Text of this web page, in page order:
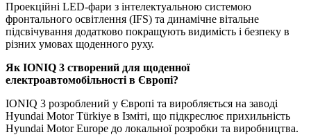
Проекційні LED-фари з інтелектуальною системою
фронтального освітлення (IFS) та динамічне вітальне
підсвічування додатково покращують видимість і безпеку в
різних умовах щоденного руху.
ЯкIONIQ 3 створений для щоденної
електроавтомобільності в Європі?
IONIQ 3 розроблений у Європі та виробляється на заводі
Hyundai Motor Türkiye в Ізміті, що підкреслює прихильність
Hyundai Motor Europe до локальної розробки та виробництва.